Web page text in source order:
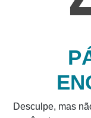
Desculpe, mas